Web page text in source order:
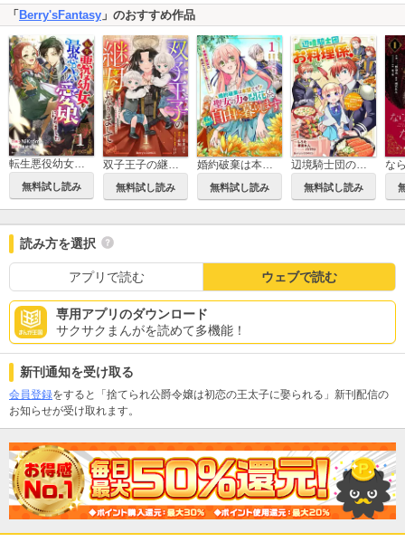
「 Berry'sFantasy 」のおすすめ作品
転生悪役幼女は最恐パパの愛娘になりました
無料試し読み
双子王子の継母になりまして～嫌われ悪女ですが、そんなことより義息子たちが可愛すぎて困ります～
無料試し読み
婚約破棄は本望です！聖女の力が開花したので私は自由に暮らします～本物の聖女は義姉ではなく私でした～
無料試し読み
辺境騎士団のお料理係！～捨てられ幼女ですが、過保護な家族に拾われて美味しいごはんを作ります～
無料試し読み
読み方を選択
アプリで読む ウェブで読む
専用アプリのダウンロード
サクサクまんがを読めて多機能！
新刊通知を受け取る
会員登録をすると「捨てられ公爵令嬢は初恋の王太子に娶られる」新刊配信の
お知らせが受け取れます。